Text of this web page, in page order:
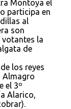
Montoya el
participa en
al
son
votantes la
de
los reyes
Almagro
el 3º
Alarico,